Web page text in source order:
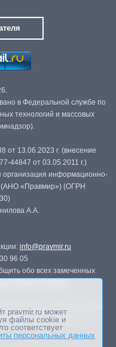
в Федеральной службе по
технологий и массовых
от 13.06.2023 г. (внесение
44847 от 03.05.2011 г.)
организация информационно-
(АНО «Правмир») (ОГРН
А.А.
info@pravmir.ru
96 05
обо всех замеченных
изданиях (книгах, прессе)
редакции.
pravmir.ru может
файлы cookie и
соответствует
персональных данных